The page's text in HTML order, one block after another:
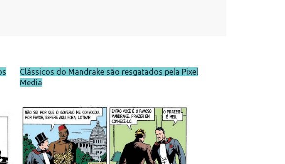
Clássicos do Mandrake são resgatados pela Pixel
Media